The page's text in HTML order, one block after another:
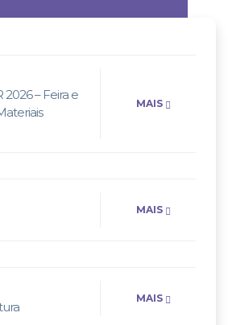
2026 – Feira e
MAIS
MAIS
MAIS